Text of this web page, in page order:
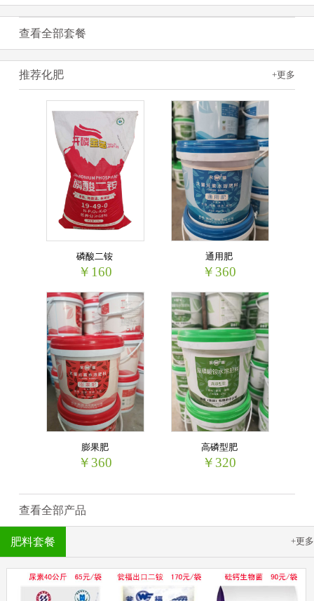
查看全部套餐
+更多
推荐化肥
磷酸二铵
￥160
通用肥
￥360
膨果肥
￥360
高磷型肥
￥320
查看全部产品
+更多
肥料套餐